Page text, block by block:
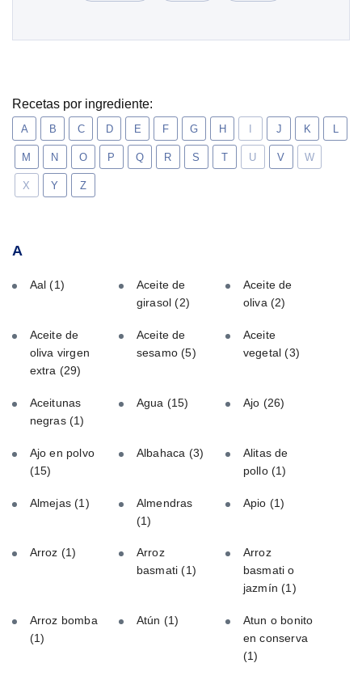
Recetas por ingrediente:
A B C D E F G H I J K L
M N O P Q R S T U V W
X Y Z
A
Aal(1)
Aceite de
girasol(2)
Aceite de
oliva(2)
Aceite de
oliva virgen
extra (29)
Aceite de
sesamo(5)
Aceite
vegetal(3)
Aceitunas
negras (1)
Agua (15) Ajo (26)
Ajo en polvo
(15)
Albahaca (3)
Alitas de
pollo(1)
Almejas(1)
Almendras
(1)
Apio (1)
Arroz (1)
Arroz
basmati(1)
Arroz
basmati o
jazmín(1)
Arroz bomba
(1)
Atún (1)
Atun o bonito
en conserva
(1)